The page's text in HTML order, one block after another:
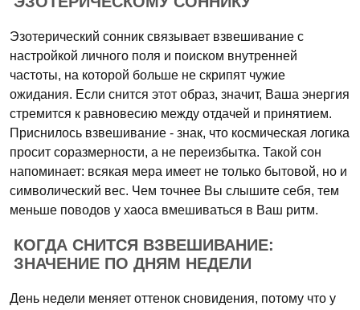
Эзотерический сонник связывает взвешивание с
настройкой личного поля и поиском внутренней
частоты, на которой больше не скрипят чужие
ожидания. Если снится этот образ, значит, Ваша энергия
стремится к равновесию между отдачей и принятием.
Приснилось взвешивание - знак, что космическая логика
просит соразмерности, а не переизбытка. Такой сон
напоминает: всякая мера имеет не только бытовой, но и
символический вес. Чем точнее Вы слышите себя, тем
меньше поводов у хаоса вмешиваться в Ваш ритм.
КОГДА СНИТСЯ ВЗВЕШИВАНИЕ:
ЗНАЧЕНИЕ ПО ДНЯМ НЕДЕЛИ
День недели меняет оттенок сновидения, потому что у